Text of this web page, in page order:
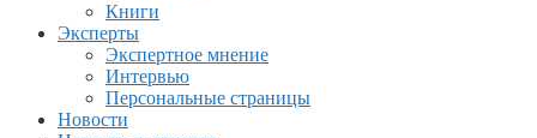
Книги
Эксперты
Экспертное мнение
Интервью
Персональные страницы
Новости